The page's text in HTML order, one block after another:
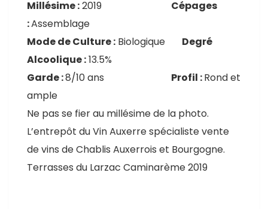
Millésime :2019 Cépages
:Assemblage
Mode de Culture : Biologique Degré
Alcoolique :13.5%
Garde :8/10 ans Profil :Rond et
ample
Ne pas se fier au millésime de la photo.
L’entrepôt du Vin Auxerre spécialiste vente
de vins de Chablis Auxerrois et Bourgogne.
Terrasses du Larzac Caminarème 2019